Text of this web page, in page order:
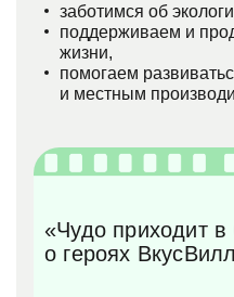
заботимся об
поддерживаем и
жизни,
помогаем
и местным
«Чудо приходит
о героях